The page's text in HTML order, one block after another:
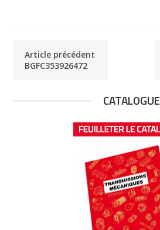
Article précédent
BGFC353926472
CATALOGUE